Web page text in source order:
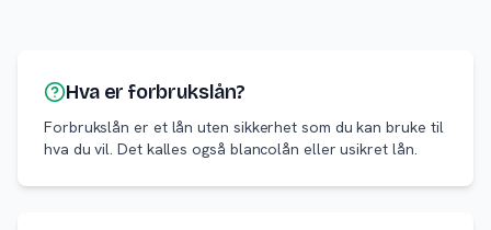
Hva er forbrukslån?
Forbrukslån er et lån uten sikkerhet som du kan bruke til
hva du vil. Det kalles også blancolån eller usikret lån.